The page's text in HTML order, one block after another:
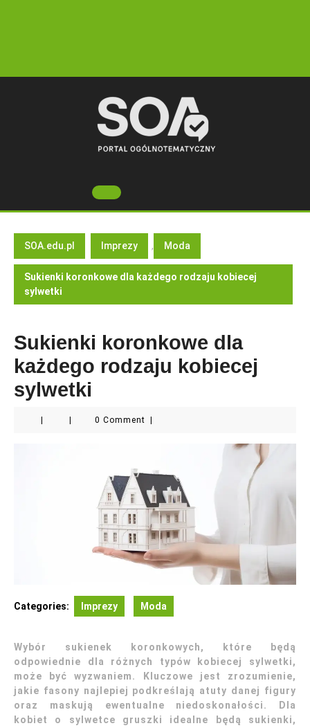
Open
Button
SOA.edu.pl Imprezy , Moda
Sukienki koronkowe dla każdego rodzaju kobiecej
sylwetki
Sukienki koronkowe dla
każdego rodzaju kobiecej
sylwetki
0 Comment
Categories: Imprezy Moda
Wybór sukienek koronkowych, które będą
odpowiednie dla różnych typów kobiecej sylwetki,
może być wyzwaniem. Kluczowe jest zrozumienie,
jakie fasony najlepiej podkreślają atuty danej figury
oraz maskują ewentualne niedoskonałości. Dla
kobiet o sylwetce gruszki idealne będą sukienki,